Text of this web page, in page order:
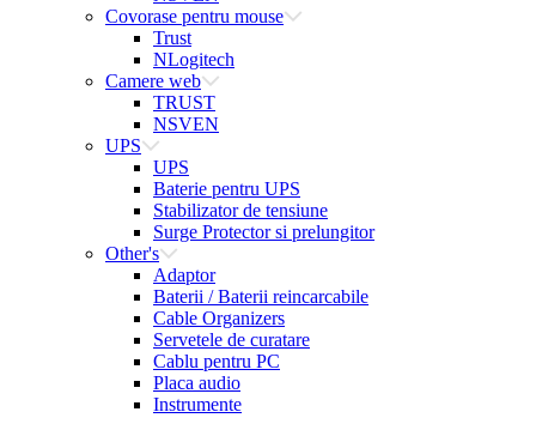
Covorase pentru mouse
Trust
NLogitech
Camere web
TRUST
NSVEN
UPS
UPS
Baterie pentru UPS
Stabilizator de tensiune
Surge Protector si prelungitor
Other's
Adaptor
Baterii / Baterii reincarcabile
Cable Organizers
Servetele de curatare
Cablu pentru PC
Placa audio
Instrumente